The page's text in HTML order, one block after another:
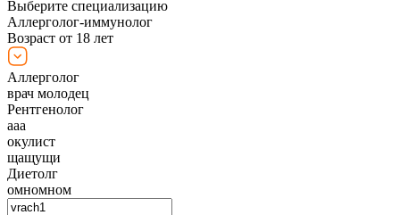
Выберите специализацию
Аллерголог-иммунолог
Возраст от 18 лет
Аллерголог
врач молодец
Рентгенолог
ааа
окулист
щащущи
Диетолг
омномном